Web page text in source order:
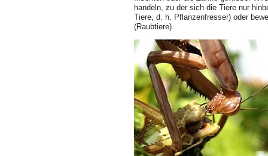
handeln, zu der sich die Tiere nur
Tiere, d. h. Pflanzenfresser) oder
(Raubtiere).